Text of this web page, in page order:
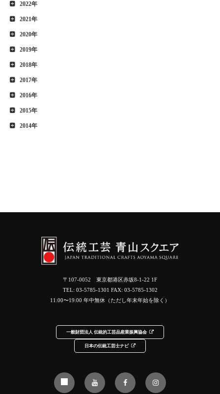
2022年
2021年
2020年
2019年
2018年
2017年
2016年
2015年
2014年
〒107-0052 東京都港区赤坂8-1-22 1F
TEL: 03-5785-1301 FAX: 03-5785-1302
11:00〜19:00 年中無休（ただし年末年始を除く）
一般財団法人 伝統的工芸品産業振興協会
日本の伝統工芸士ナビ